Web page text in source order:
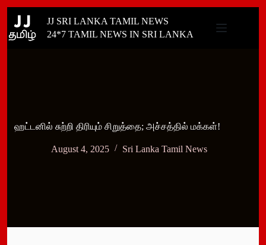
content
JJ SRI LANKA TAMIL NEWS
24*7 TAMIL NEWS IN SRI LANKA
ஹட்டனில் சுற்றி திரியும் சிறுத்தை; அச்சத்தில் மக்கள்!
August 4, 2025 Sri Lanka Tamil News